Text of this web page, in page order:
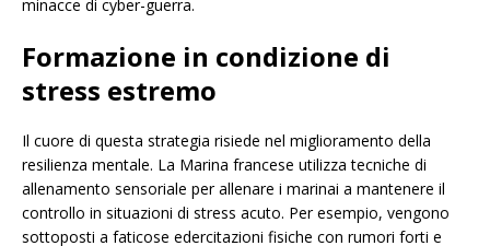
minacce di cyber-guerra.
Formazione in condizione di
stress estremo
Il cuore di questa strategia risiede nel miglioramento della
resilienza mentale. La Marina francese utilizza tecniche di
allenamento sensoriale per allenare i marinai a mantenere il
controllo in situazioni di stress acuto. Per esempio, vengono
sottoposti a faticose edercitazioni fisiche con rumori forti e